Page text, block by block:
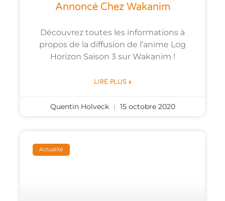
Annoncé Chez Wakanim
Découvrez toutes les informations à
propos de la diffusion de l’anime Log
Horizon Saison 3 sur Wakanim !
LIRE PLUS »
Quentin Holveck 15 octobre 2020
Actualité